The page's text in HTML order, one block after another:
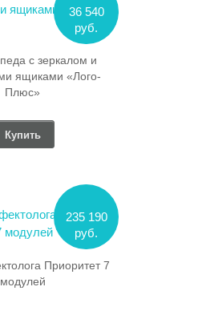
36 540
руб.
с зеркалом и
ящиками «Лого-
Плюс»
Купить
235 190
руб.
Приоритет 7
модулей